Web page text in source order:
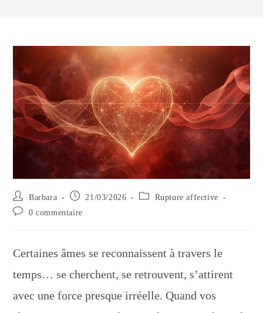
Auteur/autrice
de
la
Barbara
Publication
21/03/2026
Post
Rupture affective
Commentaires
0 commentaire
Certaines âmes se reconnaissent à travers le
temps… se cherchent, se retrouvent, s’attirent
avec une force presque irréelle. Quand vos